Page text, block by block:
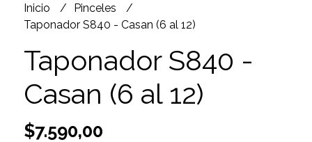
Inicio
Pinceles
Taponador S840 - Casan (6 al 12)
Taponador S840 -
Casan (6 al 12)
$7.590,00